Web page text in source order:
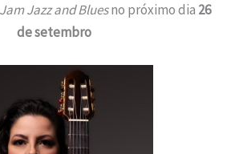
Jazz and Bluesno próximo dia 26
de setembro